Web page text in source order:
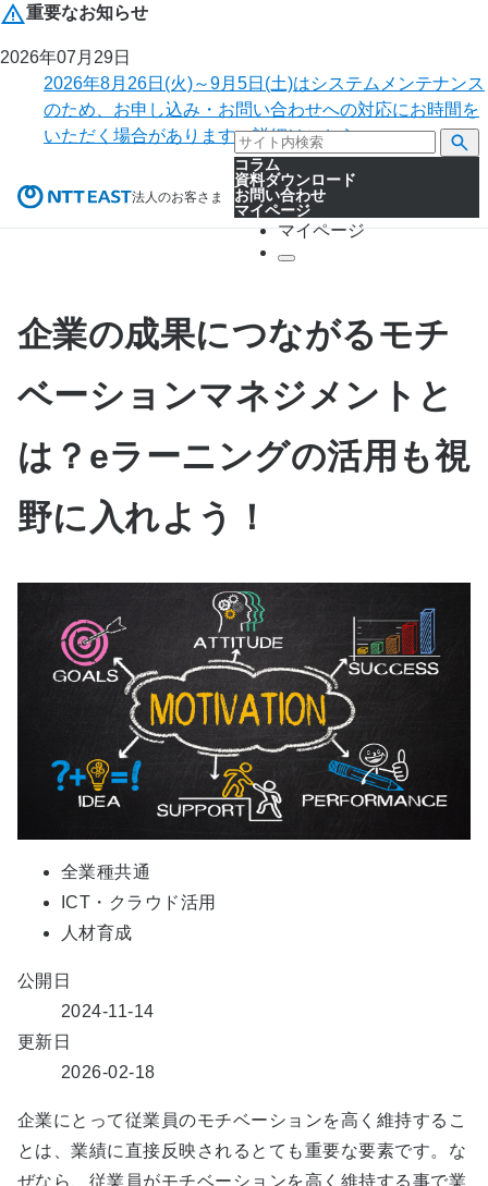
重要なお知らせ
2026年07月29日
2026年8月26日(火)～9月5日(土)はシステムメンテナンス
のため、お申し込み・お問い合わせへの対応にお時間を
いただく場合があります。詳細はこちら。
法人のお客さま
コラム
資料ダウンロード
お問い合わせ
マイページ
マイページ
企業の成果につながるモチ
ベーションマネジメントと
は？eラーニングの活用も視
野に入れよう！
全業種共通
ICT・クラウド活用
人材育成
公開日
2024-11-14
更新日
2026-02-18
企業にとって従業員のモチベーションを高く維持するこ
とは、業績に直接反映されるとても重要な要素です。な
ぜなら、従業員がモチベーションを高く維持する事で業